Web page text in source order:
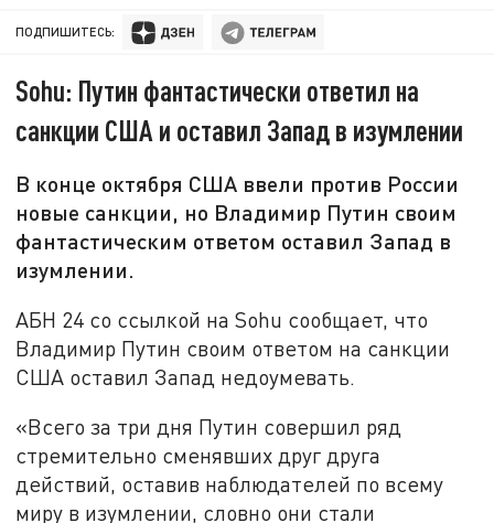
ПОДПИШИТЕСЬ:
Sohu: Путин фантастически ответил на
санкции США и оставил Запад в изумлении
В конце октября США ввели против России
новые санкции, но Владимир Путин своим
фантастическим ответом оставил Запад в
изумлении.
АБН 24 со ссылкой на Sohu сообщает, что
Владимир Путин своим ответом на санкции
США оставил Запад недоумевать.
«Всего за три дня Путин совершил ряд
стремительно сменявших друг друга
действий, оставив наблюдателей по всему
миру в изумлении, словно они стали